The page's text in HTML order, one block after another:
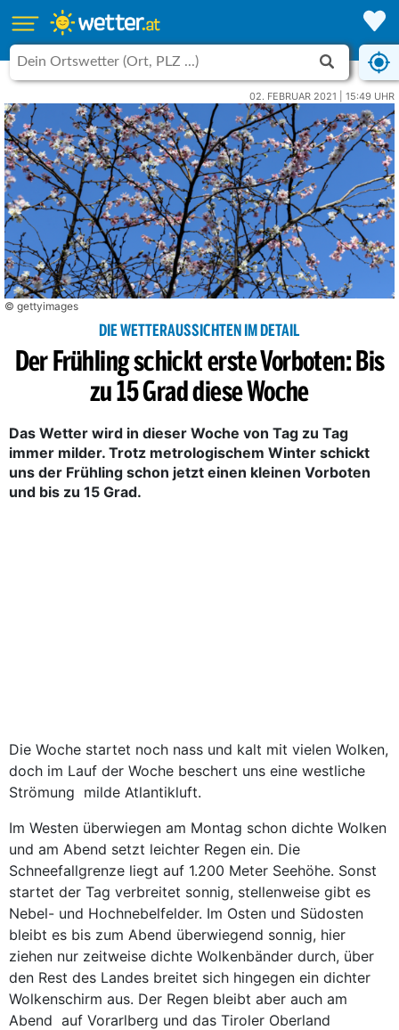
02. FEBRUAR 2021 | 15:49 UHR
© gettyimages
DIE WETTERAUSSICHTEN IM DETAIL
Der Frühling schickt erste Vorboten: Bis
zu 15 Grad diese Woche
Das Wetter wird in dieser Woche von Tag zu Tag
immer milder. Trotz metrologischem Winter schickt
uns der Frühling schon jetzt einen kleinen Vorboten
und bis zu 15 Grad.
Die Woche startet noch nass und kalt mit vielen Wolken,
doch im Lauf der Woche beschert uns eine westliche
Strömung milde Atlantikluft.
Im Westen überwiegen am Montag schon dichte Wolken
und am Abend setzt leichter Regen ein. Die
Schneefallgrenze liegt auf 1.200 Meter Seehöhe. Sonst
startet der Tag verbreitet sonnig, stellenweise gibt es
Nebel- und Hochnebelfelder. Im Osten und Südosten
bleibt es bis zum Abend überwiegend sonnig, hier
ziehen nur zeitweise dichte Wolkenbänder durch, über
den Rest des Landes breitet sich hingegen ein dichter
Wolkenschirm aus. Der Regen bleibt aber auch am
Abend auf Vorarlberg und das Tiroler Oberland